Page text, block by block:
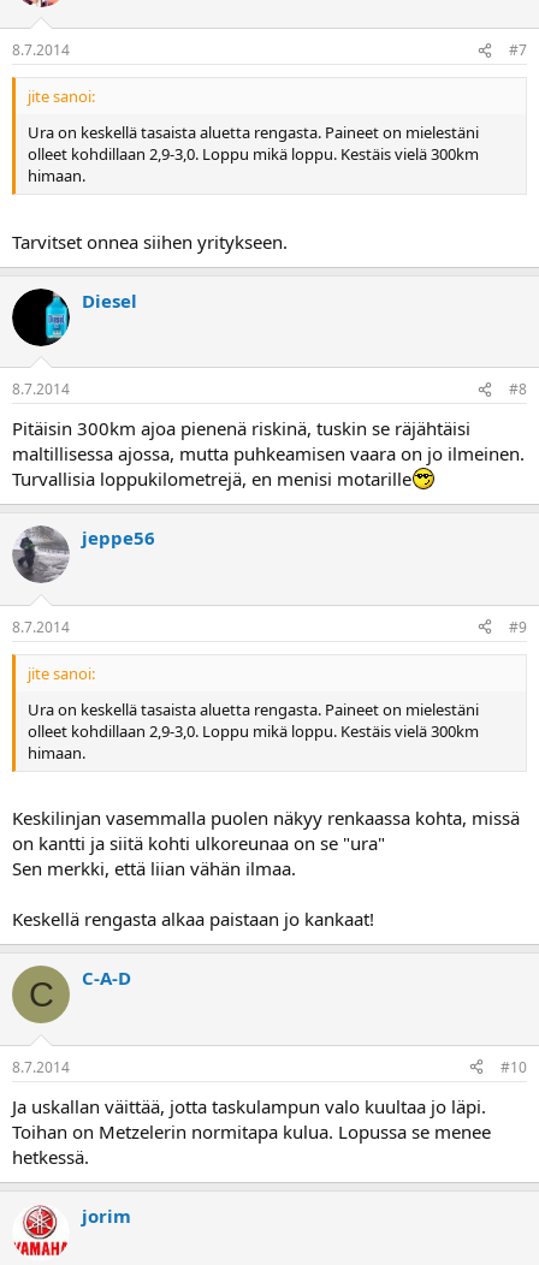
8.7.2014 #7
jite sanoi:
Ura on keskellä tasaista aluetta rengasta. Paineet on mielestäni
olleet kohdillaan 2,9-3,0. Loppu mikä loppu. Kestäis vielä 300km
himaan.
Tarvitset onnea siihen yritykseen.
Diesel
8.7.2014 #8
Pitäisin 300km ajoa pienenä riskinä, tuskin se räjähtäisi
maltillisessa ajossa, mutta puhkeamisen vaara on jo ilmeinen.
Turvallisia loppukilometrejä, en menisi motarille
jeppe56
8.7.2014 #9
jite sanoi:
Ura on keskellä tasaista aluetta rengasta. Paineet on mielestäni
olleet kohdillaan 2,9-3,0. Loppu mikä loppu. Kestäis vielä 300km
himaan.
Keskilinjan vasemmalla puolen näkyy renkaassa kohta, missä
on kantti ja siitä kohti ulkoreunaa on se "ura"
Sen merkki, että liian vähän ilmaa.
Keskellä rengasta alkaa paistaan jo kankaat!
C C-A-D
8.7.2014 #10
Ja uskallan väittää, jotta taskulampun valo kuultaa jo läpi.
Toihan on Metzelerin normitapa kulua. Lopussa se menee
hetkessä.
jorim